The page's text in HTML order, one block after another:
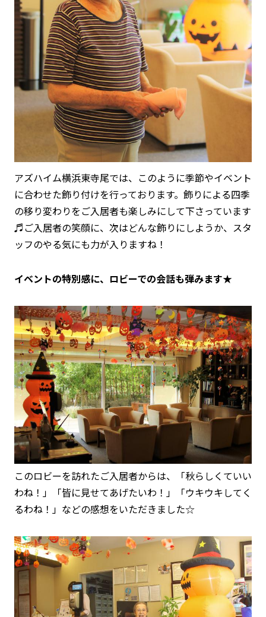
アズハイム横浜東寺尾では、このように季節やイベント
に合わせた飾り付けを行っております。飾りによる四季
の移り変わりをご入居者も楽しみにして下さっています
♬ご入居者の笑顔に、次はどんな飾りにしようか、スタ
ッフのやる気にも力が入りますね！
イベントの特別感に、ロビーでの会話も弾みます★
このロビーを訪れたご入居者からは、「秋らしくていい
わね！」「皆に見せてあげたいわ！」「ウキウキしてく
るわね！」などの感想をいただきました☆